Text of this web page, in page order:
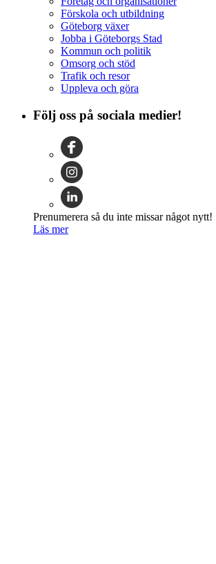
Förskola och utbildning
Göteborg växer
Jobba i Göteborgs Stad
Kommun och politik
Omsorg och stöd
Trafik och resor
Uppleva och göra
Följ oss på sociala medier!
Prenumerera så du inte missar något nytt!
Läs mer